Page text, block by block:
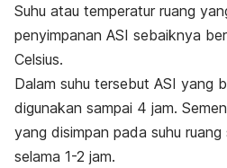
Suhu atau temperatur ruang
penyimpanan ASI sebaiknya
Celsius.
Dalam suhu tersebut ASI yang
digunakan sampai 4 jam.
yang disimpan pada suhu
selama 1-2 jam.